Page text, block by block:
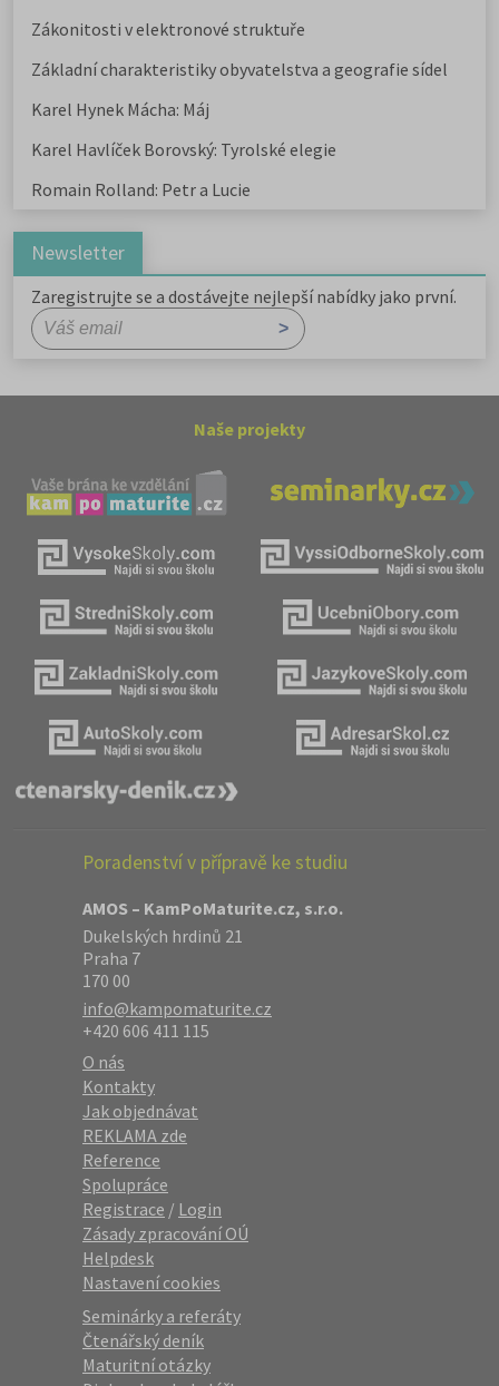
Zákonitosti v elektronové struktuře
Základní charakteristiky obyvatelstva a geografie sídel
Karel Hynek Mácha: Máj
Karel Havlíček Borovský: Tyrolské elegie
Romain Rolland: Petr a Lucie
Newsletter
Zaregistrujte se a dostávejte nejlepší nabídky jako první.
Naše projekty
Poradenství v přípravě ke studiu
AMOS – KamPoMaturite.cz, s.r.o.
Dukelských hrdinů 21
Praha 7
170 00
info@kampomaturite.cz
+420 606 411 115
O nás
Kontakty
Jak objednávat
REKLAMA zde
Reference
Spolupráce
Registrace / Login
Zásady zpracování OÚ
Helpdesk
Nastavení cookies
Seminárky a referáty
Čtenářský deník
Maturitní otázky